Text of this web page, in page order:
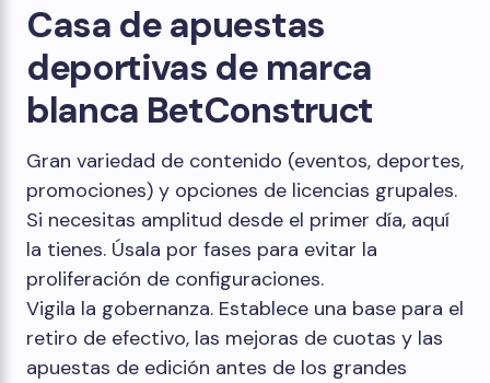
Casa de apuestas
deportivas de marca
blanca BetConstruct
Gran variedad de contenido (eventos, deportes,
promociones) y opciones de licencias grupales.
Si necesitas amplitud desde el primer día, aquí
la tienes. Úsala por fases para evitar la
proliferación de configuraciones.
Vigila la gobernanza. Establece una base para el
retiro de efectivo, las mejoras de cuotas y las
apuestas de edición antes de los grandes